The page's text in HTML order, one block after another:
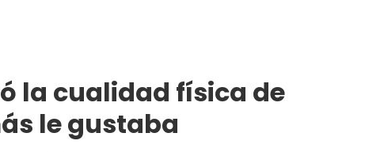
la cualidad física de
le gustaba